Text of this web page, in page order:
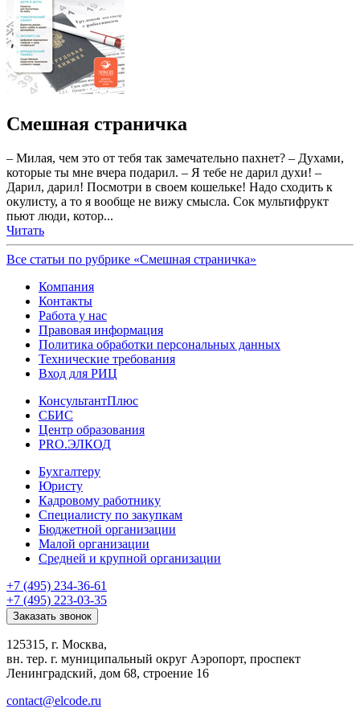
Смешная страничка
– Милая, чем это от тебя так замечательно пахнет? – Духами,
которые ты мне вчера подарил. – Я тебе не дарил духи! –
Дарил, дарил! Посмотри в своем кошельке! Надо сходить к
окулисту, а то я вообще не вижу смысла. Сок мультифрукт
пьют люди, котор...
Читать
Все статьи по рубрике «Смешная страничка»
Компания
Контакты
Работа у нас
Правовая информация
Политика обработки персональных данных
Технические требования
Вход для РИЦ
КонсультантПлюс
СБИС
Центр образования
PRO.ЭЛКОД
Бухгалтеру
Юристу
Кадровому работнику
Специалисту по закупкам
Бюджетной организации
Малой организации
Средней и крупной организации
+7 (495) 234-36-61
+7 (495) 223-03-35
Заказать звонок
125315, г. Москва,
вн. тер. г. муниципальный округ Аэропорт, проспект
Ленинградский, дом 68, строение 16
contact@elcode.ru